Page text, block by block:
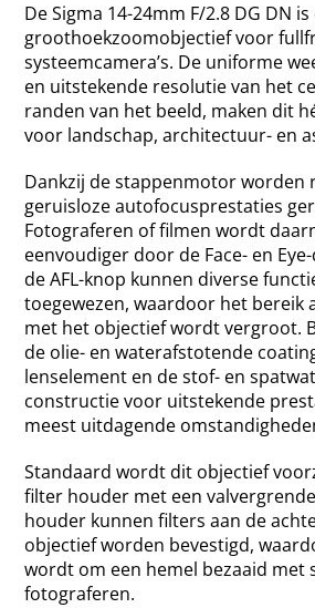
De Sigma 14-24mm F/2.8 DG DN
groothoekzoomobjectief voor
systeemcamera’s. De uniforme
en uitstekende resolutie van het
randen van het beeld, maken dit
voor landschap, architectuur- en
Dankzij de stappenmotor worden
geruisloze autofocusprestaties
Fotograferen of filmen wordt
eenvoudiger door de Face- en
de AFL-knop kunnen diverse
toegewezen, waardoor het bereik
met het objectief wordt vergroot.
de olie- en waterafstotende
lenselement en de stof- en
constructie voor uitstekende
meest uitdagende
Standaard wordt dit objectief
filter houder met een
houder kunnen filters aan de
objectief worden bevestigd,
wordt om een hemel bezaaid met
fotograferen.